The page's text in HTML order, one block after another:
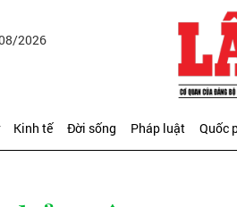
2026
Kinh tế Đời sống Pháp luật Quốc